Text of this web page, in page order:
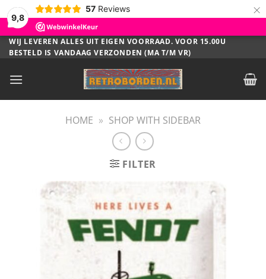
9,8
57 Reviews ×
Ga
naar
WIJ LEVEREN ALLES UIT EIGEN VOORRAAD. VOOR 15.00U
BESTELD IS VANDAAG VERZONDEN (MA T/M VR)
HOME » SHOP WITH SIDEBAR
FILTER